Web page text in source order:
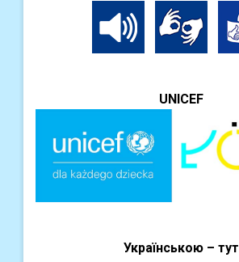
UNICEF
Українською – тут